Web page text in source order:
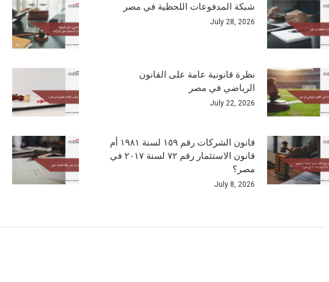
شبكة المدفوعات اللحظية في مصر
July 28, 2026
نظرة قانونية عامة على القانون
الرياضي في مصر
July 22, 2026
قانون الشركات رقم ١٥٩ لسنة ١٩٨١ أم
قانون الاستثمار رقم ٧٢ لسنة ٢٠١٧ في
مصر؟
July 8, 2026